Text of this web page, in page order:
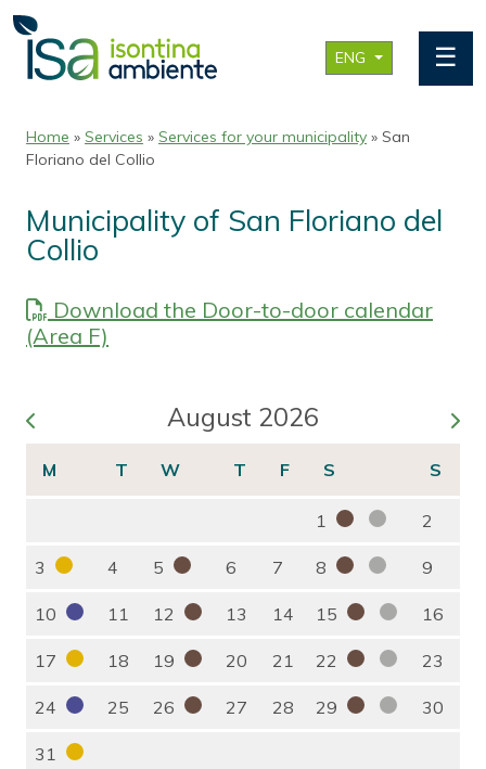
ENG ☰
Home » Services » Services for your municipality » San
Floriano del Collio
Municipality of San Floriano del
Collio
Download the Door-to-door calendar
(Area F)
August 2026
1 2
3 4 5 6 7 8 9
10 11 12 13 14 15 16
17 18 19 20 21 22 23
24 25 26 27 28 29 30
31